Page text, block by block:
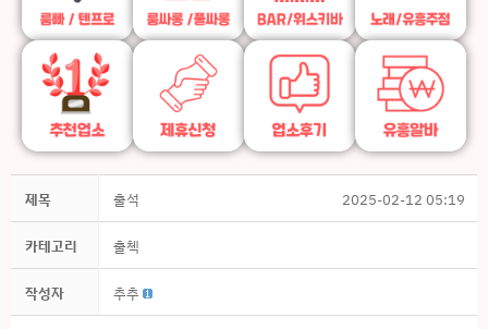
제목 출석 2025-02-12 05:19
카테고리 출첵
작성자 추추